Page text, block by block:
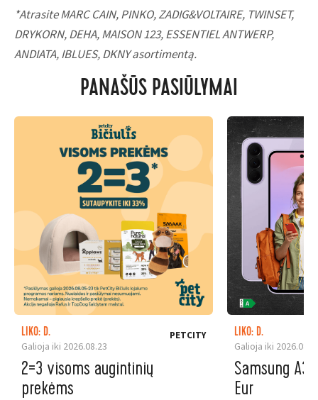
*Atrasite MARC CAIN, PINKO, ZADIG&VOLTAIRE, TWINSET,
DRYKORN, DEHA, MAISON 123, ESSENTIEL ANTWERP,
ANDIATA, IBLUES, DKNY asortimentą.
PANAŠŪS PASIŪLYMAI
LIKO: D.
Galioja iki 2026.08.23
PETCITY
2=3 visoms augintinių
prekėms
LIKO: D.
Galioja iki
Samsung
Eur